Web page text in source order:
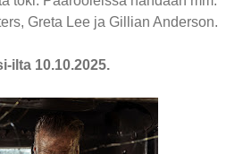
Greta Lee ja Gillian Anderson.
ilta 10.10.2025.